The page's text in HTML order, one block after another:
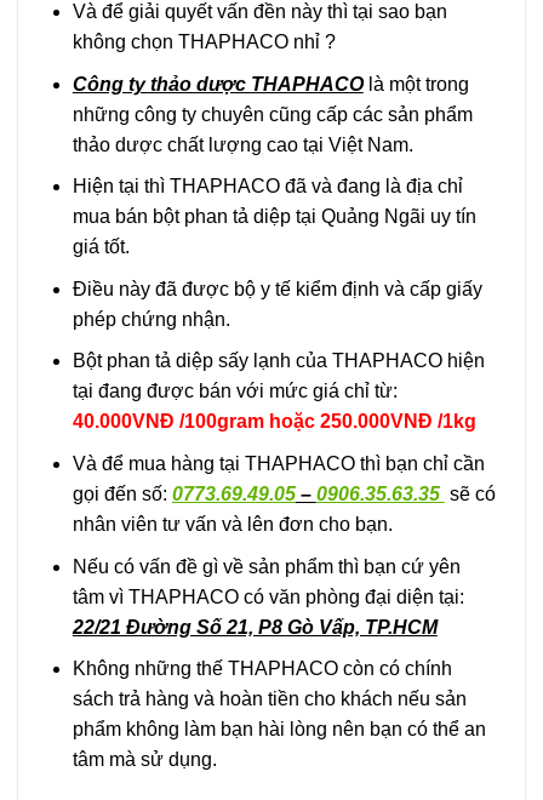
Và để giải quyết vấn đền này thì tại sao bạn
không chọn THAPHACO nhỉ ?
Công ty thảo dược THAPHACOlà một trong
những công ty chuyên cũng cấp các sản phẩm
thảo dược chất lượng cao tại Việt Nam.
Hiện tại thì THAPHACO đã và đang là địa chỉ
mua bán bột phan tả diệp tại Quảng Ngãi uy tín
giá tốt.
Điều này đã được bộ y tế kiểm định và cấp giấy
phép chứng nhận.
Bột phan tả diệp sấy lạnh của THAPHACO hiện
tại đang được bán với mức giá chỉ từ:
40.000VNĐ /100gram hoặc 250.000VNĐ /1kg
Và để mua hàng tại THAPHACO thì bạn chỉ cần
gọi đến số: 0773.69.49.05– 0906.35.63.35 sẽ có
nhân viên tư vấn và lên đơn cho bạn.
Nếu có vấn đề gì về sản phẩm thì bạn cứ yên
tâm vì THAPHACO có văn phòng đại diện tại:
22/21 Đường Số 21, P8 Gò Vấp, TP.HCM
Không những thế THAPHACO còn có chính
sách trả hàng và hoàn tiền cho khách nếu sản
phẩm không làm bạn hài lòng nên bạn có thể an
tâm mà sử dụng.